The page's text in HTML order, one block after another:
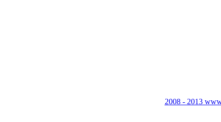
2008 - 2013